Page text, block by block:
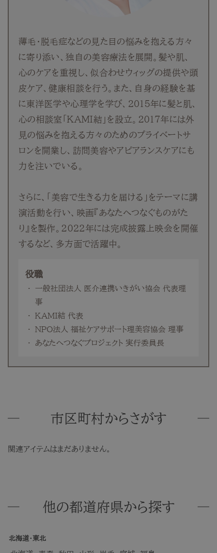
薄毛・脱毛症などの見た目の悩みを抱える方々
に寄り添い、独自の美容療法を展開。髪や肌、
心のケアを重視し、似合わせウィッグの提供や頭
皮ケア、健康相談を行う。また、自身の経験を基
に東洋医学や心理学を学び、2015年に髪と肌、
心の相談室「KAMI結」を設立。2017年には外
見の悩みを抱える方々のためのプライベートサ
ロンを開業し、訪問美容やアピアランスケアにも
力を注いでいる。
さらに、「美容で生きる力を届ける」をテーマに講
演活動を行い、映画『あなたへつなぐものがた
り』を製作。2022年には完成披露上映会を開催
するなど、多方面で活躍中。
役職
一般社団法人 医介連携いきがい協会 代表理
事
KAMI結 代表
NPO法人 福祉ケアサポート理美容協会 理事
あなたへつなぐプロジェクト 実行委員長
市区町村からさがす
関連アイテムはまだありません。
他の都道府県から探す
北海道・東北